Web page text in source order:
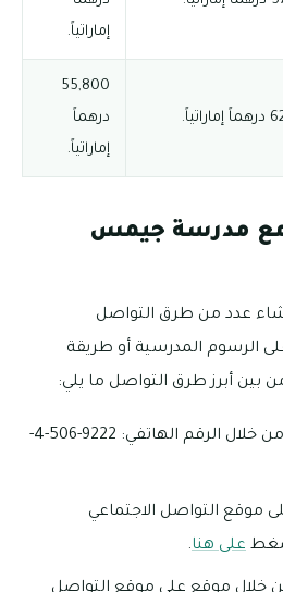
إماراتياً.
55,800
درهماً
إماراتياً.
مدرسة جيمس
عدد من طرق التواصل
الرسوم المدرسية أو طريقة
بين أبرز طرق التواصل ما يلي:
يمكن التواصل معهم من خلال الرقم الهاتفي: 9222-506-4-
موقع التواصل الاجتماعي
على هنا.